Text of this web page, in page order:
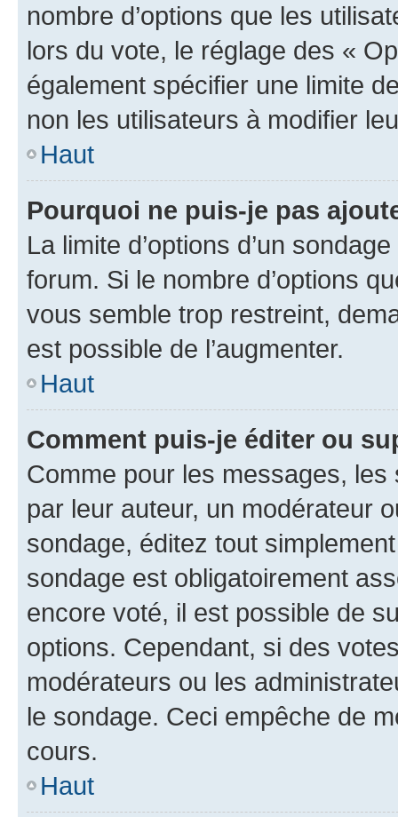
nombre d’options que les
lors du vote, le réglage des «
également spécifier une limite
non les utilisateurs à modifier
Haut
Pourquoi ne puis-je pas
La limite d’options d’un
forum. Si le nombre d’options
vous semble trop restreint,
est possible de l’augmenter.
Haut
Comment puis-je éditer ou
Comme pour les messages,
par leur auteur, un modérateur
sondage, éditez tout
sondage est obligatoirement
encore voté, il est possible de
options. Cependant, si des
modérateurs ou les
le sondage. Ceci empêche de
cours.
Haut